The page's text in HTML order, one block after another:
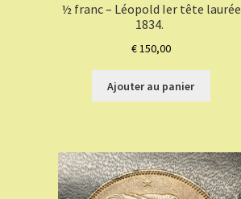
½ franc – Léopold Ier tête laurée
1834.
€150,00
Ajouter au panier